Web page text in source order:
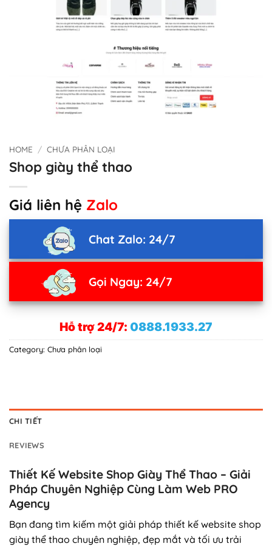
HOME / CHƯA PHÂN LOẠI
Shop giày thể thao
Giá liên hệ Zalo
Chat Zalo: 24/7
Gọi Ngay: 24/7
Hỗ trợ 24/7: 0888.1933.27
Category: Chưa phân loại
CHI TIẾT
REVIEWS
Thiết Kế Website Shop Giày Thể Thao – Giải
Pháp Chuyên Nghiệp Cùng Làm Web PRO
Agency
Bạn đang tìm kiếm một giải pháp thiết kế website shop
giày thể thao chuyên nghiệp, đẹp mắt và tối ưu trải